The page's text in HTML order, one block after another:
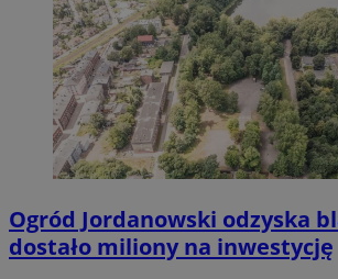
Ogród Jordanowski odzyska
dostało miliony na inwestycję